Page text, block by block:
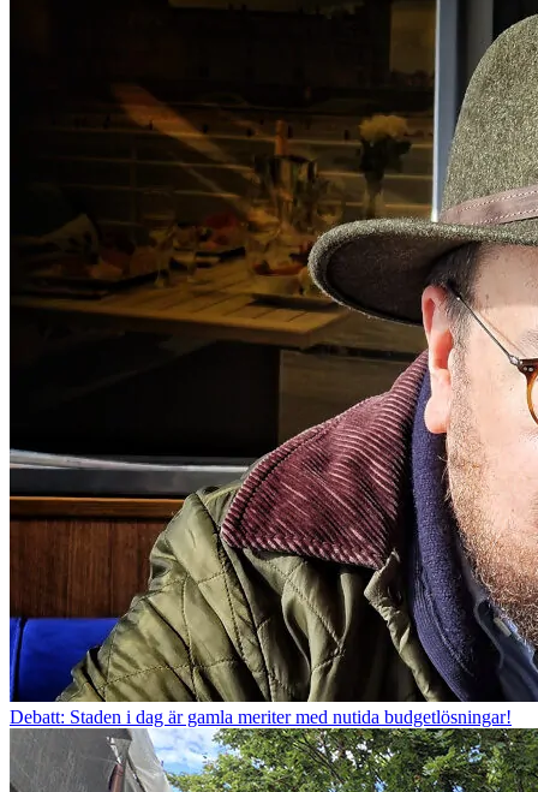
Debatt: Staden i dag är gamla meriter med nutida budgetlösningar!